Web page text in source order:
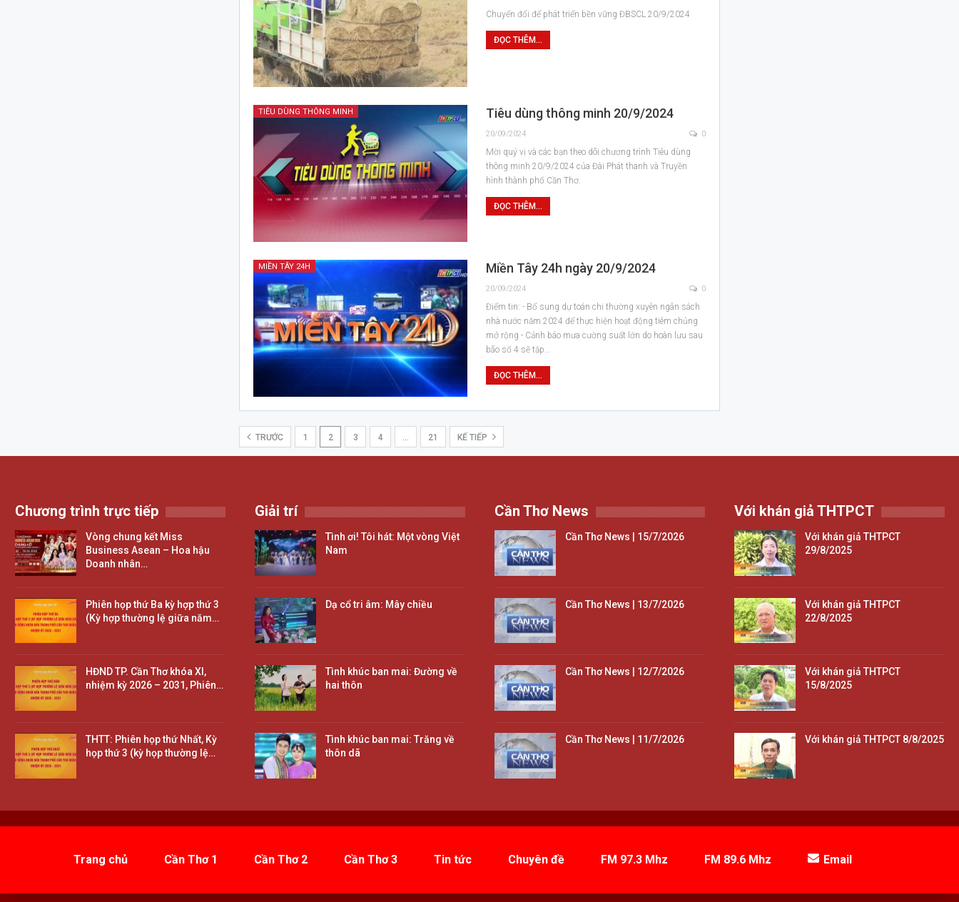
Chuyển đổi để phát triển bền vững ĐBSCL 20/9/2024
ĐỌC THÊM...
TIÊU DÙNG THÔNG MINH Tiêu dùng thông minh 20/9/2024
20/09/2024 0
Mời quý vị và các bạn theo dõi chương trình Tiêu dùng
thông minh 20/9/2024 của Đài Phát thanh và Truyền
hình thành phố Cần Thơ.
ĐỌC THÊM...
MIỀN TÂY 24H Miền Tây 24h ngày 20/9/2024
20/09/2024 0
Điểm tin: - Bổ sung dự toán chi thường xuyên ngân sách
nhà nước năm 2024 để thực hiện hoạt động tiêm chủng
mở rộng - Cảnh báo mưa cường suất lớn do hoàn lưu sau
bão số 4 sẽ tập…
ĐỌC THÊM...
TRƯỚC 1 2 3 4 21 KẾ TIẾP
Chương trình trực tiếp
Vòng chung kết Miss
Business Asean – Hoa hậu
Doanh nhân…
Phiên họp thứ Ba kỳ hợp thứ 3
(Kỳ hợp thường lệ giữa năm…
HĐND TP. Cần Thơ khóa XI,
nhiệm kỳ 2026 – 2031, Phiên…
THTT: Phiên họp thứ Nhất, Kỳ
họp thứ 3 (kỳ họp thường lệ…
Giải trí
Tình ơi! Tôi hát: Một vòng Việt
Nam
Dạ cổ tri âm: Mây chiều
Tình khúc ban mai: Đường về
hai thôn
Tình khúc ban mai: Trăng về
thôn dã
Cần Thơ News
Cần Thơ News | 15/7/2026
Cần Thơ News | 13/7/2026
Cần Thơ News | 12/7/2026
Cần Thơ News | 11/7/2026
Với khán giả THTPCT
Với khán giả THTPCT
29/8/2025
Với khán giả THTPCT
22/8/2025
Với khán giả THTPCT
15/8/2025
Với khán giả THTPCT 8/8/2025
Trang chủ Cần Thơ 1 Cần Thơ 2 Cần Thơ 3 Tin tức Chuyên đề FM 97.3 Mhz FM 89.6 Mhz Email